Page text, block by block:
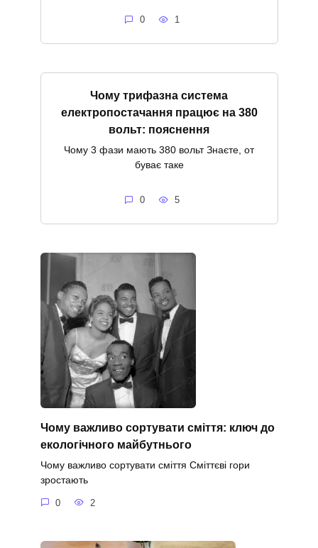
0 1
Чому трифазна система
електропостачання працює на 380
вольт: пояснення
Чому 3 фази мають 380 вольт Знаєте, от
буває таке
0 5
Чому важливо сортувати сміття: ключ до
екологічного майбутнього
Чому важливо сортувати сміття Сміттєві гори
зростають
0 2